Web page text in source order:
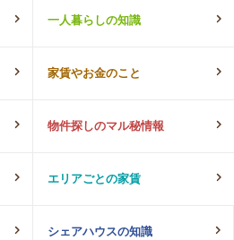
一人暮らしの知識
家賃やお金のこと
物件探しのマル秘情報
エリアごとの家賃
シェアハウスの知識